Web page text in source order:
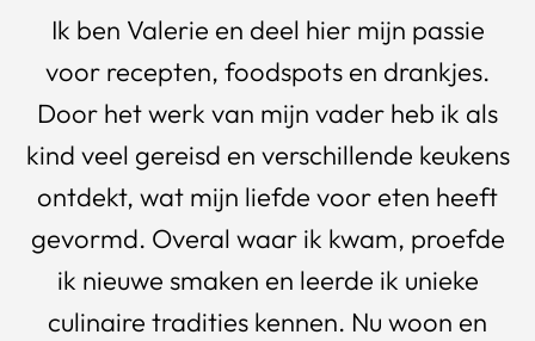
Ik ben Valerie en deel hier mijn passie
voor recepten, foodspots en drankjes.
Door het werk van mijn vader heb ik als
kind veel gereisd en verschillende keukens
ontdekt, wat mijn liefde voor eten heeft
gevormd. Overal waar ik kwam, proefde
ik nieuwe smaken en leerde ik unieke
culinaire tradities kennen. Nu woon en